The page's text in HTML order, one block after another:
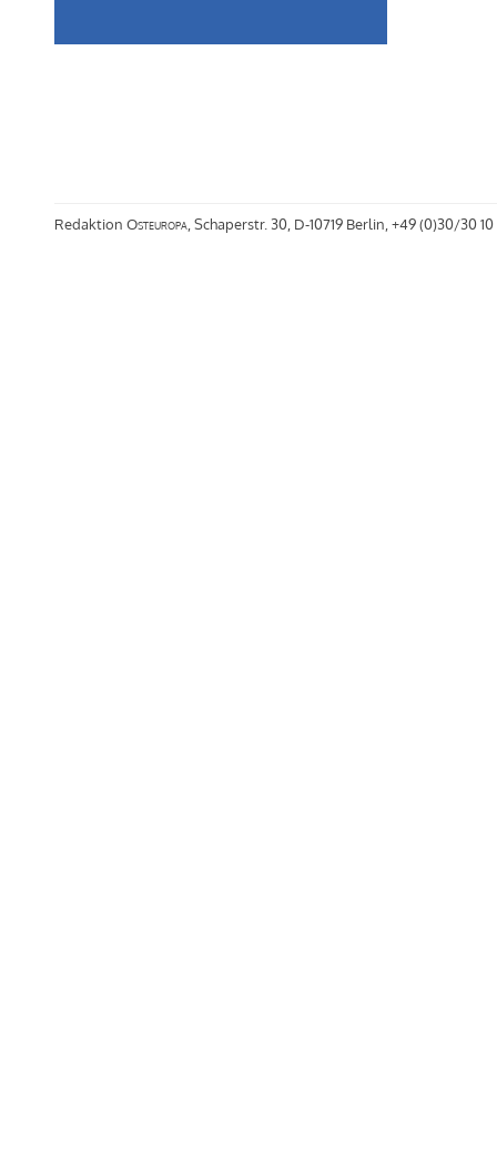
Redaktion Osteuropa, Schaperstr. 30, D-10719 Berlin, +49 (0)30/30